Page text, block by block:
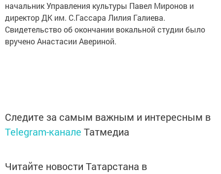
начальник Управления культуры Павел Миронов и
директор ДК им. С.Гассара Лилия Галиева.
Свидетельство об окончании вокальной студии было
вручено Анастасии Авериной.
Следите за самым важным и интересным в
Telegram-канале Татмедиа
Читайте новости Татарстана в